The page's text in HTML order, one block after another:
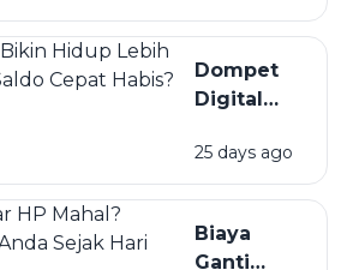
Dompet
Digital
Hidup
Lebih
Tapi Kok
25 days ago
Biaya
Ganti